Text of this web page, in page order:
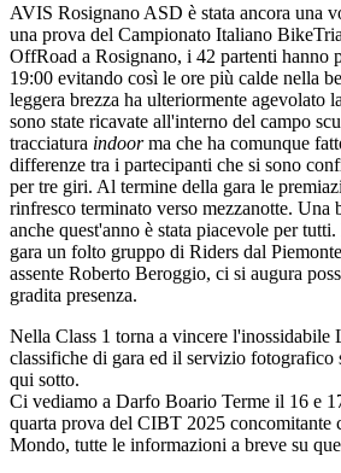
AVIS Rosignano ASD è stata ancora una
una prova del Campionato Italiano
OffRoad a Rosignano, i 42 partenti hanno
19:00 evitando così le ore più calde nella
leggera brezza ha ulteriormente agevolato
sono state ricavate all'interno del campo
tracciatura indoorma che ha comunque
differenze tra i partecipanti che si sono
per tre giri. Al termine della gara le
rinfresco terminato verso mezzanotte. Una
anche quest'anno è stata piacevole per
gara un folto gruppo di Riders dal
assente Roberto Beroggio, ci si augura
gradita presenza.
Nella Class 1 torna a vincere l'inossidabile
classifiche di gara ed il servizio
qui sotto.
Ci vediamo a Darfo Boario Terme il 16 e
quarta prova del CIBT 2025 concomitante
Mondo, tutte le informazioni a breve su